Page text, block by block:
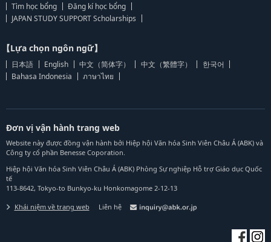
Tìm học bổng
Đăng kí học bổng
JAPAN STUDY SUPPORT Scholarships
【Lựa chọn ngôn ngữ】
日本語 English 中文（简体字） 中文（繁體字）
한국어
Bahasa Indonesia
ภาษาไทย
Đơn vị vận hành trang web
Website này được đồng vận hành bởi Hiệp hội Văn hóa Sinh Viên Châu Á (ABK) và
Công ty cổ phần Benesse Coporation.
Hiệp hội Văn hóa Sinh Viên Châu Á (ABK) Phòng Sự nghiệp Hỗ trợ Giáo dục Quốc
tế
113-8642, Tokyo-to Bunkyo-ku Honkomagome 2-12-13
Khái niệm về trang web Liên hệ